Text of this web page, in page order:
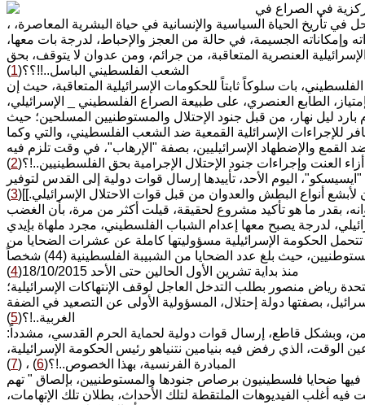
في الصراع في
تأريخ الحياة السياسية والإنسانية في حياة البشرية المعاصرة، ،
وإمكاناته الجسيمة، في حالة من العجز والإحباط، لدرجة بات معها،
العنصرية المتعاقبة، من جرائم، ومن عدوان لا يتوقف، بحق
الشعب الفلسطيني الباسل..!!؟؟(1
)
بات سلوكاً ثابتاً للحكومات الإسرائيلية المتعاقبة، حيث إن
الطابع العنصري، على طبيعة الصراع الفلسطيني _ الإسرائيلي،
ليل نهار، من قبل جنود الإحتلال والمستوطنيين المسلحين؛ حيث
الإسرائلية القمعية ضد الشعب الفلسطيني، والتي وكما
والإضطهاد الإسرائيليين، بصفة "الإرهاب"، في وقت تلزم فيه
العنت وإجراءات جنود الإحتلال الإجرامية بحق الفلسطينيين..!؟(2
)
اليوم الأحد، تأييدها إرسال قوات دولية إلى القدس لتوفير
لأبشع أنواع البطش والعدوان من قبل قوات الاحتلال الإسرائيلي.]](3
)
بقدر ما هو تأكيد مشروع لحقيقة، قيلت أكثر من مرة، بأن الغضب
لدرجة يصبح معها إعدام الشباب الفلسطيني، مجرد ملهاة بإيدي
تتحمل الحكومة الإسرائيلية مسؤوليتها كاملة عن عشرات الضحايا من
الشباب الفلسطينيين الذين يتساقطون كل يوم برصاص جنود الإحتلال وهوس المستوطنيين، حيث بلغ عدد الضحايا من الشبيبة الفلسطينية (44) شخصاً
منذ بداية تشرين الأول الحالين حتى الأحد 18/10/2015(
4
)
رياض منصور بطلب التدخل العاجل لوقف الإنتهاكات الإسرائيلية؛
بصفتها دولة إحتلال، المسؤولية الأولى عن التصعيد في الضفة
الغربية..!؟(5
)
وبشكل قاطع، إرسال قوات دولية لحماية الحرم القدسي، مشدداً:
الذي رفض فيه بنيامين نتنياهو رئيس الحكومة الإسرائيلية،
المبادرة الفرنسية، بهذا الخصوص..!؟(6) ، (7
)
فيها ضحايا فلسطينيون برصاص جنودها والمستوطنيين، بإلصاق " تهم
أغلب الفيديوهات الملتقطة لتلك الأحداث، بطلان تلك الإتهامات،